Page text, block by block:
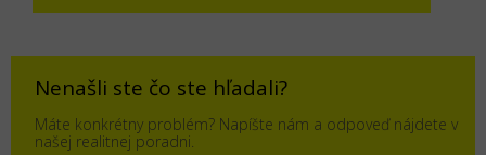
Nenašli ste čo ste hľadali?
Máte konkrétny problém? Napíšte nám a odpoveď nájdete v
našej realitnej poradni.